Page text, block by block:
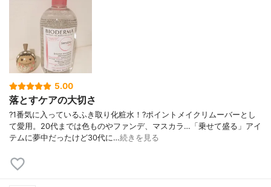
5.00
落とすケアの大切さ
?1番気に入っているふき取り化粧水！?ポイントメイクリムーバーとし
て愛用。20代までは色ものやファンデ、マスカラ…「乗せて盛る」アイ
テムに夢中だったけど30代に…続きを見る